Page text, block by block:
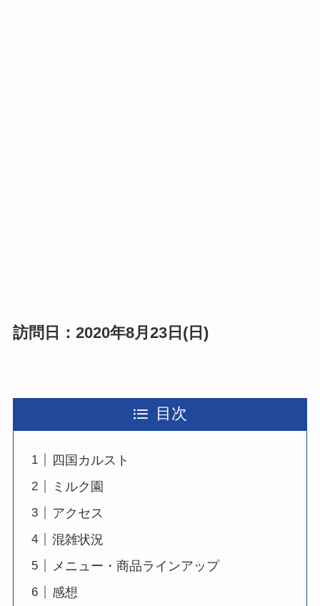
訪問日：2020年8月23日(日)
目次
四国カルスト
ミルク園
アクセス
混雑状況
メニュー・商品ラインアップ
感想